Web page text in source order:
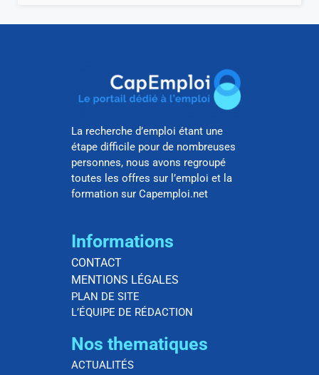
La recherche d’emploi étant une
étape difficile pour de nombreuses
personnes, nous avons regroupé
toutes les offres sur l’emploi et la
formation sur Capemploi.net
Informations
CONTACT
MENTIONS LÉGALES
PLAN DE SITE
L’ÉQUIPE DE RÉDACTION
Nos thematiques
ACTUALITÉS